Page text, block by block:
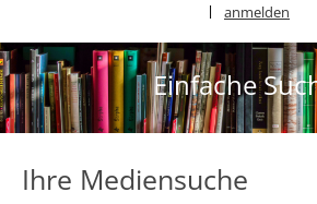
anmelden
Einfache
Ihre Mediensuche